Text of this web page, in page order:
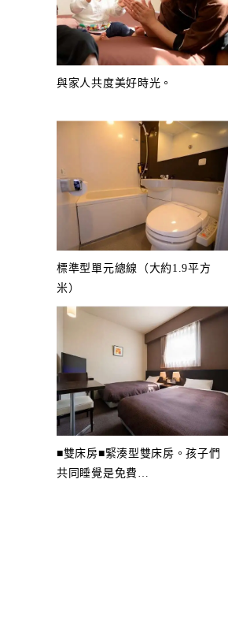
與家人共度美好時光。
標準型單元總線（大約1.9平方
米）
■雙床房■緊湊型雙床房。孩子們
共同睡覺是免費 …